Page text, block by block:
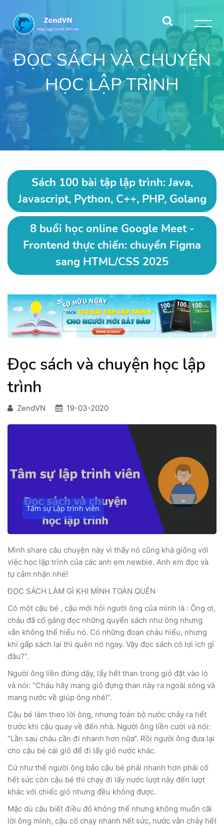
ĐỌC SÁCH VÀ CHUYỆN
HỌC LẬP TRÌNH
Sách 100 bài tập lập trình: Java,
Javascript, Python, C++, PHP, Golang
8 buổi học online Google Meet -
Frontend thực chiến: chuyển Figma
sang HTML/CSS 2025
Đọc sách và chuyện học lập
trình
ZendVN 19-03-2020
Tâm sự Lập trình viên
Mình share câu chuyện này vì thấy nó cũng khá giống với
việc học lập trình của các anh em newbie. Anh em đọc và
tự cảm nhận nhé!
ĐỌC SÁCH LÀM GÌ KHI MÌNH TOÀN QUÊN
Có một cậu bé , cậu mới hỏi người ông của mình là : Ông ơi,
cháu đã cố gắng đọc những quyển sách như ông nhưng
vẫn không thể hiểu nó. Có những đoạn cháu hiểu, nhưng
khi gấp sách lại thì quên nó ngay. Vậy đọc sách có lợi ích gì
đâu?“.
Người ông liền đứng dậy, lấy hết than trong giỏ đặt vào lò
và nói: “Cháu hãy mang giỏ đựng than này ra ngoài sông và
mang nước về giúp ông nhé!“.
Cậu bé làm theo lời ông, nhưng toàn bộ nước chảy ra hết
trước khi cậu quay về đến nhà. Người ông liền cười và nói:
“Lần sau cháu cần đi nhanh hơn nữa“. Rồi người ông đưa lại
cho cậu bé cái giỏ để đi lấy giỏ nước khác.
Cứ như thế người ông bảo cậu bé phải nhanh hơn phải cố
hết sức còn cậu bé thì chạy đi lấy nước lượt này đến lượt
khác với chiếc giỏ nhưng đều không được.
Mặc dù cậu biết điều đó không thể nhưng không muốn cãi
lời ông mình, cậu cố chạy nhanh hết sức, nước vẫn chảy hết